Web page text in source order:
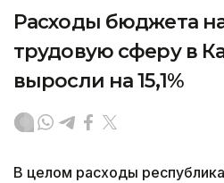
Расходы бюджета
трудовую сферу в
выросли на 15,1%
В целом расходы